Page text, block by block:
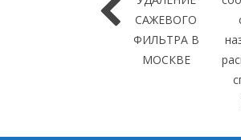
САЖЕВОГО
ФИЛЬТРА В
МОСКВЕ